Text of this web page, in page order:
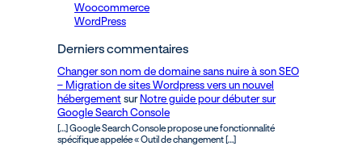
Woocommerce
WordPress
Derniers commentaires
Changer son nom de domaine sans nuire à son SEO
– Migration de sites Wordpress vers un nouvel
hébergement sur Notre guide pour débuter sur
Google Search Console
[…] Google Search Console propose une fonctionnalité
spécifique appelée « Outil de changement […]